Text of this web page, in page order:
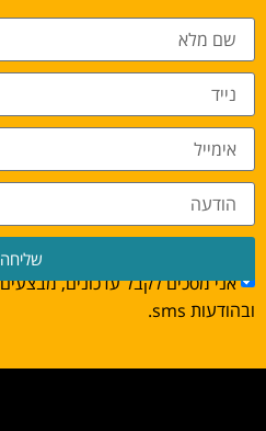
אני מסכים לקבל עדכונים,
ובהודעות sms.
שליחה